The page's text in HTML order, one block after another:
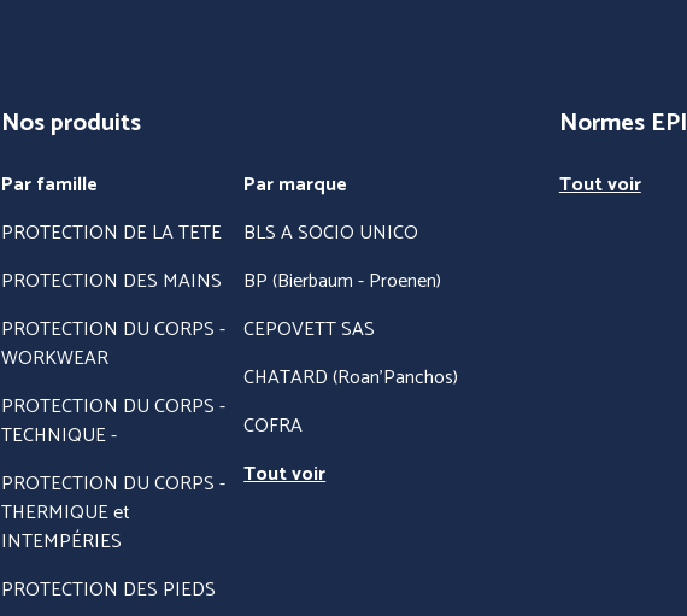
PROTECTION DU
INTEMPÉRIES
PROTECTION DES
Nos produits
Par famille
PROTECTION DE LA TETE
PROTECTION DES MAINS
PROTECTION DU CORPS -
WORKWEAR
PROTECTION DU CORPS -
TECHNIQUE -
PROTECTION DU CORPS -
THERMIQUE et
INTEMPÉRIES
PROTECTION DES PIEDS
Par marque
BLS A SOCIO UNICO
BP (Bierbaum - Proenen)
CEPOVETT SAS
CHATARD (Roan'Panchos)
COFRA
Tout voir
Normes EPI
Tout voir